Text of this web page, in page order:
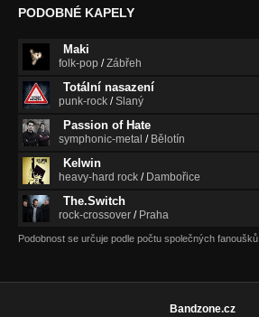
PODOBNÉ KAPELY
Maki
folk-pop /Zábřeh
Totální nasazení
punk-rock /Slaný
Passion of Hate
symphonic-metal / Bělotín
Kelwin
heavy-hard rock / Dambořice
The.Switch
rock-crossover / Praha
Podobnost se určuje podle počtu společných fanoušků.
Bandzone.cz